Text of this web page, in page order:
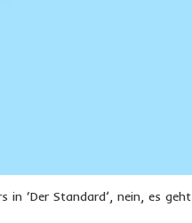
‘Der Standard’, nein, es geht